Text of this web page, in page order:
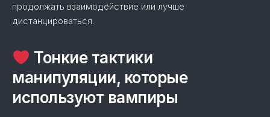
продолжать взаимодействие или лучше
дистанцироваться.
Тонкие тактики
манипуляции, которые
используют вампиры